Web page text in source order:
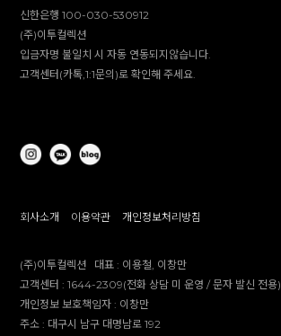
신한은행 100-030-530912
(주)이투컬렉션
입금자명 불일치 시 자동 연동되지않습니다.
고객센터(카톡,1:1문의)로 확인해 주세요.
회사소개 이용약관 개인정보처리방침
(주)이투컬렉션 대표 : 이용철, 이창만
고객센터 :1644-2309(전화 상담 미 운영 / 문자 발신 전용)
개인정보 보호책임자 : 이창만
주소 : 대구시 남구 대명남로 192